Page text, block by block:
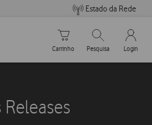
Estado da Rede
Carrinho de compras
Carrinho
Pesquisar
Pesquisa
My
Login
Releases